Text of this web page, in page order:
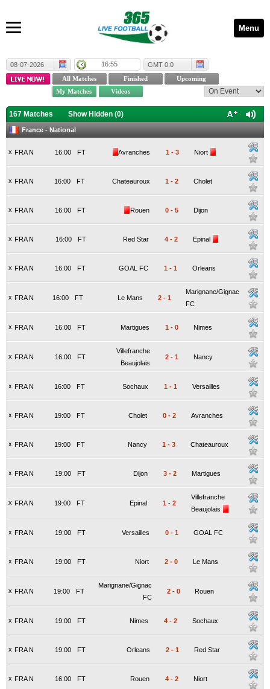
Menu
08-07-2026 16:55 GMT 0:0
167 Matches Show Hidden (0)
France - National
x FRA N FT
16:00 Avranches 1 - 3 Niort
x FRA N FT
16:00 Chateauroux 1 - 2 Cholet
x FRA N FT
16:00 Rouen 0 - 5 Dijon
x FRA N FT
16:00 Red Star 4 - 2 Epinal
x FRA N FT
16:00 GOAL FC 1 - 1 Orleans
x FRA N FT
16:00 Le Mans 2 - 1
Marignane/Gignac
FC
x FRA N FT
16:00 Martigues 1 - 0 Nimes
x FRA N FT
16:00
Villefranche
Beaujolais
2 - 1 Nancy
x FRA N FT
16:00 Sochaux 1 - 1 Versailles
x FRA N FT
19:00 Cholet 0 - 2 Avranches
x FRA N FT
19:00 Nancy 1 - 3 Chateauroux
x FRA N FT
19:00 Dijon 3 - 2 Martigues
x FRA N FT
19:00 Epinal 1 - 2
Villefranche
Beaujolais
x FRA N FT
19:00 Versailles 0 - 1 GOAL FC
x FRA N FT
19:00 Niort 2 - 0 Le Mans
x FRA N FT
19:00
Marignane/Gignac
FC
2 - 0 Rouen
x FRA N FT
19:00 Nimes 4 - 2 Sochaux
x FRA N FT
19:00 Orleans 2 - 1 Red Star
x FRA N FT
16:00 Rouen 4 - 2 Niort